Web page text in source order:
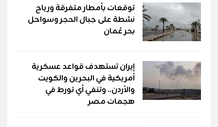
توقعات بأمطار متفرقة ورياح
نشطة على جبال الحجر وسواحل
بحر عُمان
إيران تستهدف قواعد عسكرية
أمريكية في البحرين والكويت
والأردن.. وتنفي أي تورط في
هجمات مصر